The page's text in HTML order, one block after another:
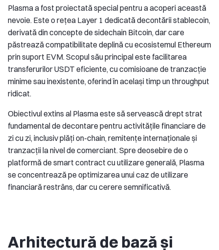
Plasma a fost proiectată special pentru a acoperi această
nevoie. Este o rețea Layer 1 dedicată decontării stablecoin,
derivată din concepte de sidechain Bitcoin, dar care
păstrează compatibilitate deplină cu ecosistemul Ethereum
prin suport EVM. Scopul său principal este facilitarea
transferurilor USDT eficiente, cu comisioane de tranzacție
minime sau inexistente, oferind în același timp un throughput
ridicat.
Obiectivul extins al Plasma este să servească drept strat
fundamental de decontare pentru activitățile financiare de
zi cu zi, inclusiv plăți on-chain, remitențe internaționale și
tranzacții la nivel de comerciant. Spre deosebire de o
platformă de smart contract cu utilizare generală, Plasma
se concentrează pe optimizarea unui caz de utilizare
financiară restrâns, dar cu cerere semnificativă.
Arhitectură de bază și